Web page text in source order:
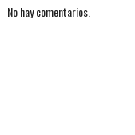
No hay comentarios.